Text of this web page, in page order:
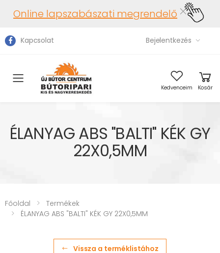
Online lapszabászati megrendelő
Kapcsolat Bejelentkezés
Toggle mobile menu Kedvenceim Kosár
ÉLANYAG ABS "BALTI" KÉK GY
22X0,5MM
Főoldal
Termékek
ÉLANYAG ABS "BALTI" KÉK GY 22X0,5MM
Vissza a terméklistához